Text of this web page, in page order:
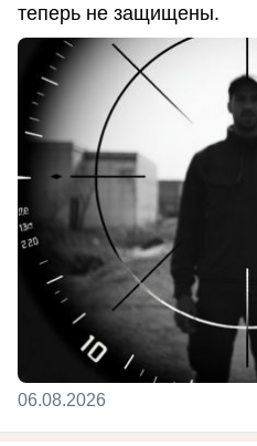
теперь не защищены.
06.08.2026